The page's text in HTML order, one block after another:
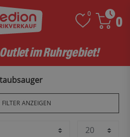
0
0
im Ruhrgebiet!
FILTER